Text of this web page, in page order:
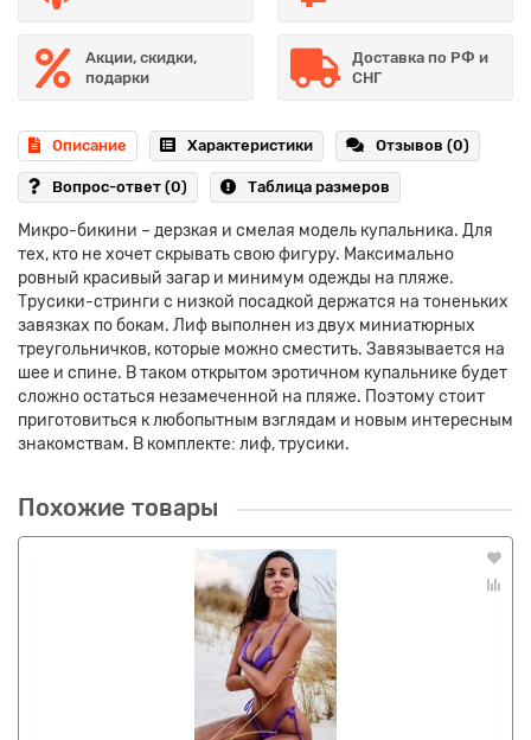
Акции, скидки,
подарки
Доставка по РФ и
СНГ
Описание Характеристики Отзывов (0)
Вопрос-ответ (0) Таблица размеров
Микро-бикини – дерзкая и смелая модель купальника. Для
тех, кто не хочет скрывать свою фигуру. Максимально
ровный красивый загар и минимум одежды на пляже.
Трусики-стринги с низкой посадкой держатся на тоненьких
завязках по бокам. Лиф выполнен из двух миниатюрных
треугольничков, которые можно сместить. Завязывается на
шее и спине. В таком открытом эротичном купальнике будет
сложно остаться незамеченной на пляже. Поэтому стоит
приготовиться к любопытным взглядам и новым интересным
знакомствам. В комплекте: лиф, трусики.
Похожие товары